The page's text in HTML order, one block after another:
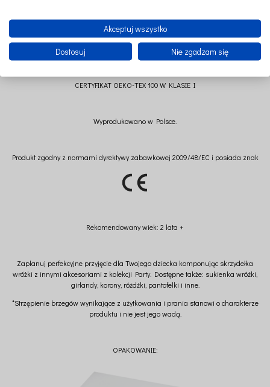
CERTYFIKAT OEKO-TEX 100 W KLASIE I
Wyprodukowano w Polsce.
Produkt zgodny z normami dyrektywy zabawkowej 2009/48/EC i posiada znak
Rekomendowany wiek: 2 lata +
Zaplanuj perfekcyjne przyjęcie dla Twojego dziecka komponując skrzydełka
wróżki z innymi akcesoriami z kolekcji Party. Dostępne także: sukienka wróżki,
girlandy, korony, różdżki, pantofelki i inne.
*Strzępienie brzegów wynikające z użytkowania i prania stanowi o charakterze
produktu i nie jest jego wadą.
OPAKOWANIE:
Akceptuj wszystko
Dostosuj Nie zgadzam się